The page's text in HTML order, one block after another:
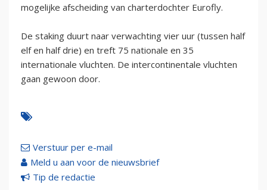
mogelijke afscheiding van charterdochter Eurofly.
De staking duurt naar verwachting vier uur (tussen half
elf en half drie) en treft 75 nationale en 35
internationale vluchten. De intercontinentale vluchten
gaan gewoon door.
Verstuur per e-mail
Meld u aan voor de nieuwsbrief
Tip de redactie